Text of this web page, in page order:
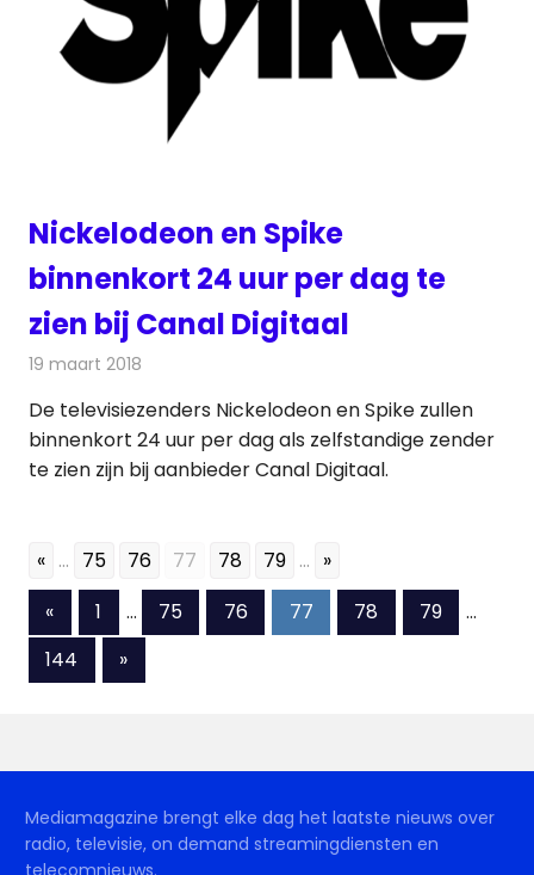
Nickelodeon en Spike
binnenkort 24 uur per dag te
zien bij Canal Digitaal
19 maart 2018
De televisiezenders Nickelodeon en Spike zullen
binnenkort 24 uur per dag als zelfstandige zender
te zien zijn bij aanbieder Canal Digitaal.
« ... 75 76 77 78 79 ... »
Berichten
paginering
«Vorige
berichten
1 … 75 76 77 78 79
…
144
Volgende
berichten
»
Mediamagazine brengt elke dag het laatste nieuws over
radio, televisie, on demand streamingdiensten en
telecomnieuws.